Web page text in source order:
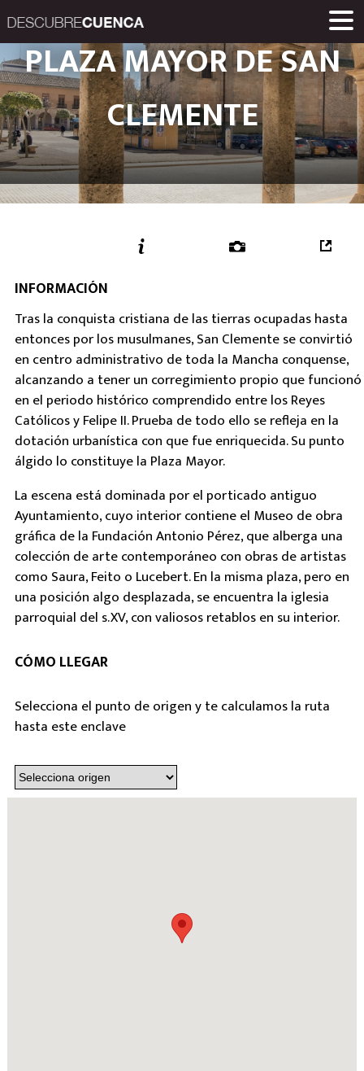
Descubre
INICIO
RUTAS
ENCLAVES Y POBLACIONES
EVENTOS
ENLACES
MUSEOS
GASTRONOMÍA
PRODUCTOS
Una iniciativa de
Diputación
PLAZA MAYOR DE SAN
CLEMENTE
INFORMACIÓN
Tras la conquista cristiana de las tierras ocupadas hasta
entonces por los musulmanes, San Clemente se convirtió
en centro administrativo de toda la Mancha conquense,
alcanzando a tener un corregimiento propio que funcionó
en el periodo histórico comprendido entre los Reyes
Católicos y Felipe II. Prueba de todo ello se refleja en la
dotación urbanística con que fue enriquecida. Su punto
álgido lo constituye la Plaza Mayor.
La escena está dominada por el porticado antiguo
Ayuntamiento, cuyo interior contiene el Museo de obra
gráfica de la Fundación Antonio Pérez, que alberga una
colección de arte contemporáneo con obras de artistas
como Saura, Feito o Lucebert. En la misma plaza, pero en
una posición algo desplazada, se encuentra la iglesia
parroquial del s.XV, con valiosos retablos en su interior.
CÓMO LLEGAR
Selecciona el punto de origen y te calculamos la ruta
hasta este enclave